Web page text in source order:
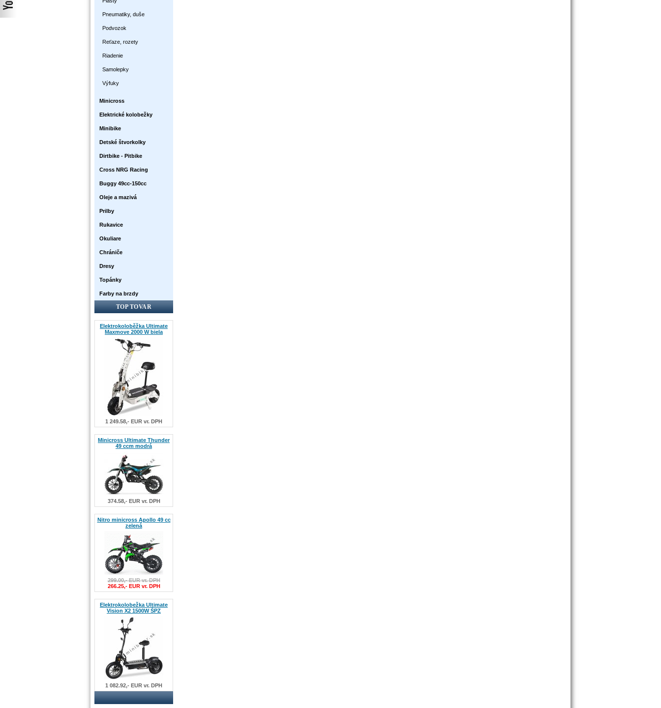
Pneumatiky, duše
Podvozok
Reťaze, rozety
Riadenie
Samolepky
Výfuky
Minicross
Elektrické kolobežky
Minibike
Detské štvorkolky
Dirtbike - Pitbike
Cross NRG Racing
Buggy 49cc-150cc
Oleje a mazivá
Prilby
Rukavice
Okuliare
Chrániče
Dresy
Topánky
Farby na brzdy
TOP TOVAR
Elektrokoloběžka Ultimate
Maxmove 2000 W biela
1 249.58,- EUR vr. DPH
Minicross Ultimate Thunder
49 ccm modrá
374.58,- EUR vr. DPH
Nitro minicross Apollo 49 cc
zelená
299.00,- EUR vr. DPH
266.25,- EUR vr. DPH
Elektrokolobežka Ultimate
Vision X2 1500W ŠPZ
1 082.92,- EUR vr. DPH